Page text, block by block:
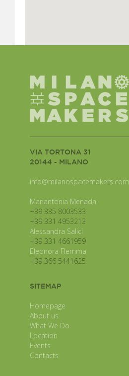
VIA TORTONA 31
20144 - MILANO
info@milanospacemakers.com
Mariantonia Menada
+39 335 8003533
+39 331 4953213
Alessandra Salici
+39 331 4661959
Eleonora Flemma
+39 366 5441625
SITEMAP
Homepage
About us
What We Do
Location
Events
Contacts